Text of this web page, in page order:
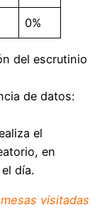
0%
del escrutinio
de datos:
el
en
día.
visitadas